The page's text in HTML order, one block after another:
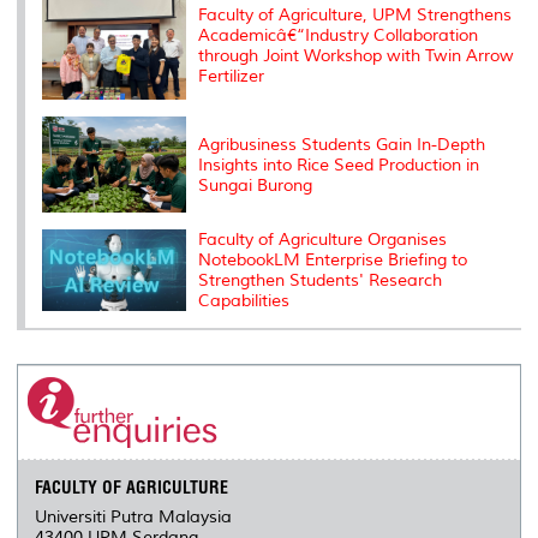
s
Faculty of Agriculture, UPM Strengthens
Academicâ€“Industry Collaboration
through Joint Workshop with Twin Arrow
Fertilizer
Agribusiness Students Gain In-Depth
Insights into Rice Seed Production in
Sungai Burong
Faculty of Agriculture Organises
NotebookLM Enterprise Briefing to
Strengthen Students' Research
Capabilities
FACULTY OF AGRICULTURE
Universiti Putra Malaysia